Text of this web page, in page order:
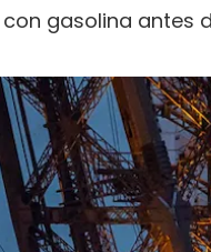
gasolina antes